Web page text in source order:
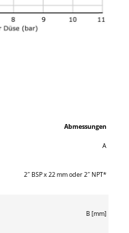
Abmessungen
A
2″ BSP x 22 mm oder 2″ NPT*
B [mm]